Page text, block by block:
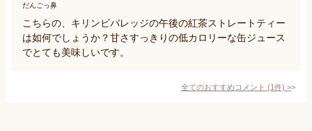
だんごっ鼻
こちらの、キリンビバレッジの午後の紅茶ストレートティー
は如何でしょうか？甘さすっきりの低カロリーな缶ジュース
でとても美味しいです。
全てのおすすめコメント (1件) >